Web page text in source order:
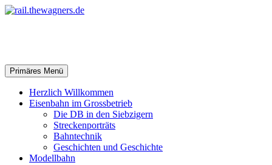
Zum
Suchen
Primäres Menü
Herzlich Willkommen
Eisenbahn im Grossbetrieb
Die DB in den Siebzigern
Streckenporträts
Bahntechnik
Geschichten und Geschichte
Modellbahn